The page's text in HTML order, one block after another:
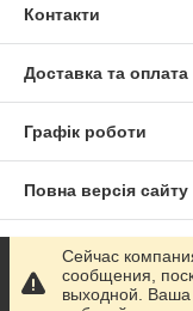
Контакти
Доставка та оплата
Графік роботи
Повна версія сайту
Сайт створено на
Сейчас
сообщения,
выходной. Ваша